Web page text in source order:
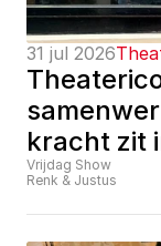
31 jul 2026
kracht zit
Vrijdag Show
Renk & Justus